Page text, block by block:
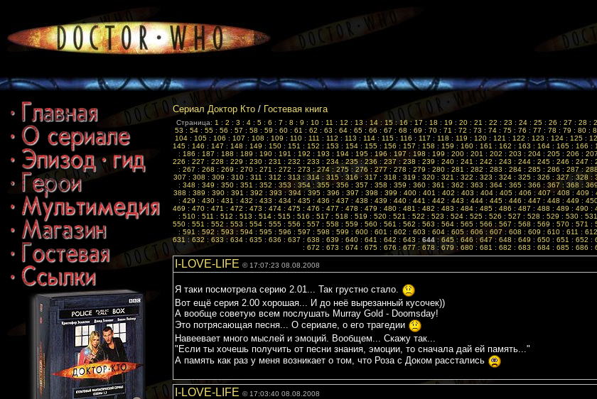
Сериал Доктор Кто / Гостевая книга
Страница: 1 : 2 : 3 : 4 : 5 : 6 : 7 : 8 : 9 : 10 : 11 : 12 : 13 : 14 : 15 : 16 : 17 : 18 : 19 : 20 : 21 : 22 : 23 : 24 : 25 : 26 : 27 : 28 :
53 : 54 : 55 : 56 : 57 : 58 : 59 : 60 : 61 : 62 : 63 : 64 : 65 : 66 : 67 : 68 : 69 : 70 : 71 : 72 : 73 : 74 : 75 : 76 : 77 : 78 : 79 : 80 :
104: 105: 106 : 107 : 108 : 109 : 110: 111 : 112 : 113 : 114: 115: 116 : 117 : 118 : 119 : 120: 121 : 122 : 123 : 124: 125:
145 : 146 : 147 : 148 : 149 : 150 : 151 : 152 : 153 : 154 : 155 : 156 : 157 : 158 : 159 : 160 : 161 : 162 : 163 : 164 : 165 : 166 :
: 186 : 187 : 188 : 189 : 190 : 191 : 192 : 193 : 194 : 195 : 196 : 197 : 198 : 199 : 200 : 201 : 202 : 203 : 204 : 205 : 206 : 207
226 : 227 : 228 : 229 : 230 : 231 : 232 : 233 : 234 :235 :236 : 237 : 238 : 239 : 240 : 241 : 242 : 243 : 244 : 245 : 246 : 247 :
: 267 : 268 : 269 : 270: 271 : 272 : 273 : 274: 275: 276: 277: 278 : 279 : 280: 281 : 282 : 283 : 284: 285: 286 : 287 : 288
307 : 308 : 309 : 310: 311 : 312 : 313: 314: 315: 316: 317 : 318 : 319 : 320: 321 : 322 : 323 : 324: 325: 326 : 327 :328 :
: 348 : 349 : 350: 351 : 352 : 353 : 354: 355:356 : 357 : 358 : 359 : 360: 361 : 362 : 363 : 364: 365: 366 : 367 : 368 :
388 : 389 : 390: 391 : 392 : 393 : 394: 395 : 396 : 397 : 398 : 399 : 400: 401 : 402 : 403 : 404: 405: 406 : 407: 408 : 409 :
: 429 : 430: 431 : 432 : 433 : 434: 435: 436 : 437 : 438 : 439 : 440: 441 : 442 : 443 : 444: 445: 446 : 447 : 448 : 449 :
469 : 470 : 471 : 472 : 473 : 474 : 475 : 476 : 477 : 478 : 479 : 480 : 481 : 482 : 483 : 484 : 485 : 486 : 487 : 488 : 489 : 490 :
: 510 : 511 : 512 : 513 : 514 : 515 : 516 : 517 : 518 : 519 : 520 : 521 : 522 : 523 : 524 : 525 : 526 : 527 : 528 : 529 : 530 : 531
550 : 551 : 552 : 553 : 554 : 555 : 556 : 557 : 558 : 559 : 560 : 561 : 562 : 563 : 564 : 565 : 566 : 567 : 568 : 569 : 570 : 571 :
: 591 : 592 : 593 : 594 : 595 : 596 : 597 : 598 : 599 : 600 : 601 : 602 : 603 : 604 : 605 : 606 : 607 : 608 : 609 : 610 : 611 : 612
631 : 632 : 633 : 634 : 635 : 636 : 637 : 638 : 639 : 640 : 641 : 642 : 643 : 644 : 645 : 646 : 647 : 648 : 649 : 650 : 651 : 652 :
: 672 : 673 : 674 : 675 : 676 : 677 : 678 : 679 : 680 : 681 : 682 : 683 : 684 : 685 : 686 :
I-LOVE-LIFE © 17:07:23 08.08.2008
Я таки посмотрела серию 2.01... Так грустно стало.
Вот ещё серия 2.00 хорошая... И до неё вырезанный кусочек))
А вообще советую всем послушать Murray Gold - Doomsday!
Это потрясающая песня... О сериале, о его трагедии
Навеевает много мыслей и эмоций. Вообщем... Скажу так...
"Если ты хочешь получить от песни знания, эмоции, то сначала дай ей память..."
А память как раз у меня возникает о том, что Роза с Доком расстались
I-LOVE-LIFE © 17:03:40 08.08.2008